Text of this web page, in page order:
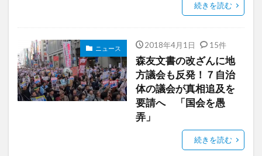
続きを読む
ニュース 2018年4月1日 15件
森友文書の改ざんに地
方議会も反発！７自治
体の議会が真相追及を
要請へ 「国会を愚
弄」
続きを読む